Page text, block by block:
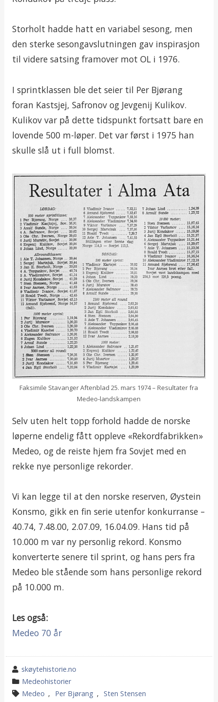
Storholt hadde hatt en variabel sesong, men
den sterke sesongavslutningen gav inspirasjon
til videre satsing framover mot OL i 1976.
I sprintklassen ble det seier til Per Bjørang
foran Kastsjej, Safronov og Jevgenij Kulikov.
Kulikov var på dette tidspunkt fortsatt bare en
lovende 500 m-løper. Det var først i 1975 han
skulle slå ut i full blomst.
Faksimile Stavanger Aftenblad 25. mars 1974 – Resultater fra
Medeo-landskampen
Selv uten helt topp forhold hadde de norske
løperne endelig fått oppleve «Rekordfabrikken»
Medeo, og de reiste hjem fra Sovjet med en
rekke nye personlige rekorder.
Vi kan legge til at den norske reserven, Øystein
Konsmo, gikk en fin serie utenfor konkurranse –
40.74, 7.48.00, 2.07.09, 16.04.09. Hans tid på
10.000 m var ny personlig rekord. Konsmo
konverterte senere til sprint, og hans pers fra
Medeo ble stående som hans personlige rekord
på 10.000 m.
Les også:
Medeo 70 år
wrote
by
skøytehistorie.no
category
in
Medeohistorier
tagged
Medeo , Per Bjørang , Sten Stensen